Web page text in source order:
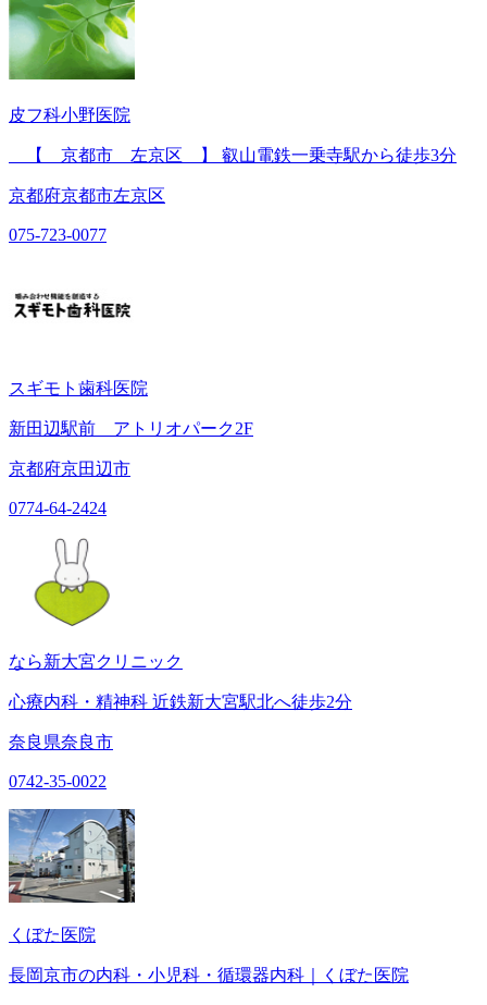
皮フ科小野医院
【 京都市 左京区 】 叡山電鉄一乗寺駅から徒歩3分
京都府京都市左京区
075-723-0077
スギモト歯科医院
新田辺駅前 アトリオパーク2F
京都府京田辺市
0774-64-2424
なら新大宮クリニック
心療内科・精神科 近鉄新大宮駅北へ徒歩2分
奈良県奈良市
0742-35-0022
くぼた医院
長岡京市の内科・小児科・循環器内科｜くぼた医院